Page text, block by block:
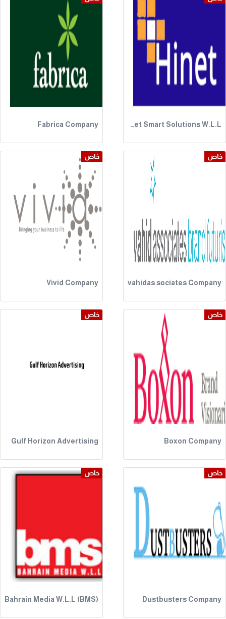
Fabrica Company Hinet Smart Solutions W.L.L.
خاص
Vivid Company
خاص
vahidas sociates Company
خاص
Gulf Horizon Advertising
خاص
Boxon Company
خاص
Bahrain Media W.L.L (BMS)
خاص
Dustbusters Company